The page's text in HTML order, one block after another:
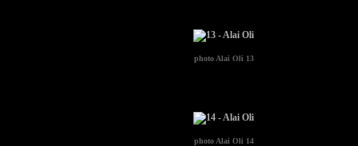
photo Alai Oli 13
photo Alai Oli 14